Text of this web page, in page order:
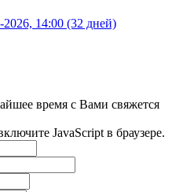
2026, 14:00 (32 дней)
время с Вами свяжется
JavaScript в браузере.